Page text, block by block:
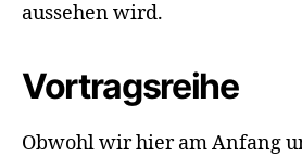
aussehen wird.
Vortragsreihe
Obwohl wir hier am Anfang